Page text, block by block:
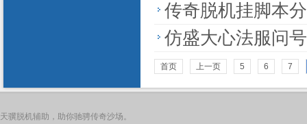
传奇脱机挂脚本
仿盛大心法服问
首页 上一页 5 6 7
天骥脱机辅助，助你驰骋传奇沙场。